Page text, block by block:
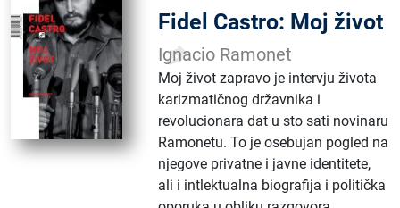
Fidel Castro: Moj život
Ignacio Ramonet
Moj život zapravo je intervju života
karizmatičnog državnika i
revolucionara dat u sto sati novinaru
Ramonetu. To je osebujan pogled na
njegove privatne i javne identitete,
ali i intlektualna biografija i politička